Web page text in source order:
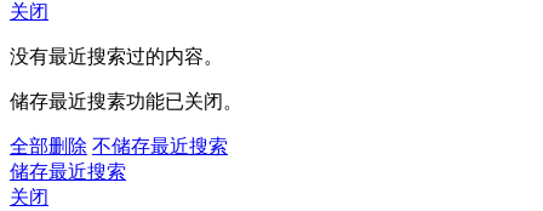
关闭
没有最近搜索过的内容。
储存最近搜素功能已关闭。
全部删除 不储存最近搜索
储存最近搜索
关闭